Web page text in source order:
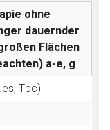
ohne
dauernder
Flächen
a-e, g
Tbc)